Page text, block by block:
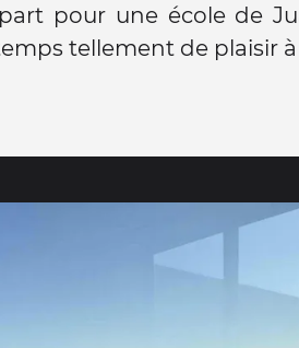
pour une école de
tellement de plaisir à